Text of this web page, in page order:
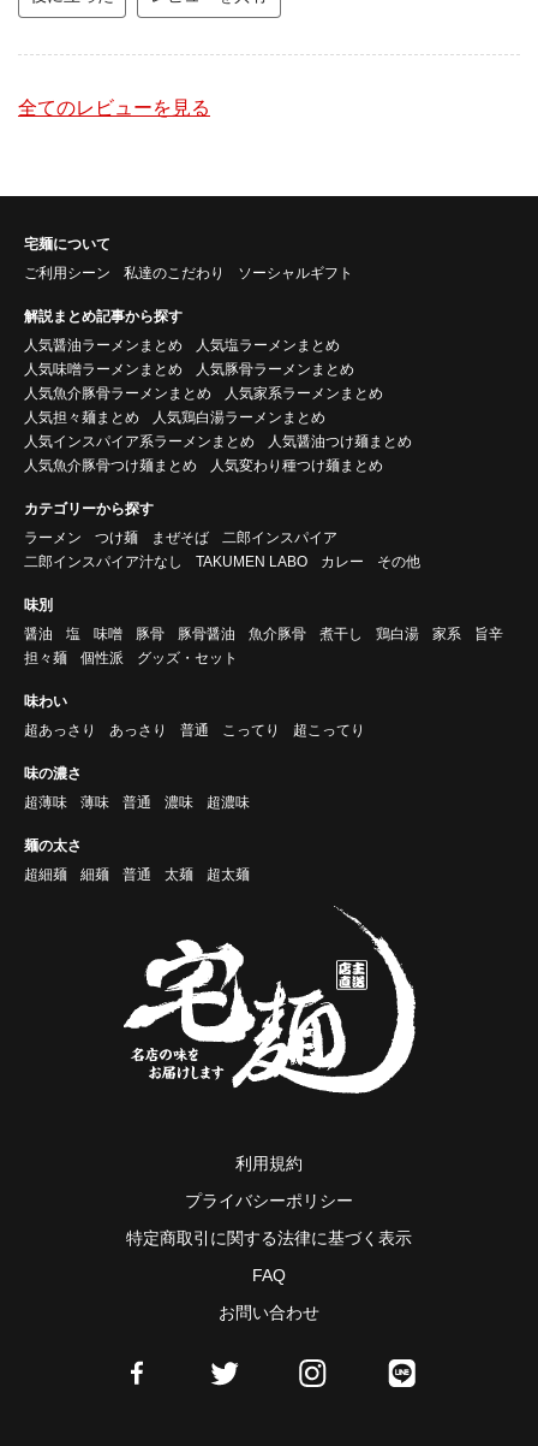
全てのレビューを見る
宅麺について
ご利用シーン
私達のこだわり ソーシャルギフト
解説まとめ記事から探す
人気醤油ラーメンまとめ
人気塩ラーメンまとめ
人気味噌ラーメンまとめ
人気豚骨ラーメンまとめ
人気魚介豚骨ラーメンまとめ
人気家系ラーメンまとめ
人気担々麺まとめ
人気鶏白湯ラーメンまとめ
人気インスパイア系ラーメンまとめ
人気醤油つけ麺まとめ
人気魚介豚骨つけ麺まとめ
人気変わり種つけ麺まとめ
カテゴリーから探す
ラーメン
つけ麺 まぜそば
二郎インスパイア
二郎インスパイア汁なし
TAKUMEN LABO カレー その他
味別
醤油
塩 味噌 豚骨 豚骨醤油 魚介豚骨 煮干し 鶏白湯 家系
旨辛
担々麺
個性派 グッズ・セット
味わい
超あっさり
あっさり 普通 こってり 超こってり
味の濃さ
超薄味
薄味 普通 濃味 超濃味
麺の太さ
超細麺
細麺 普通 太麺 超太麺
利用規約
プライバシーポリシー
特定商取引に関する法律に基づく表示
FAQ
お問い合わせ